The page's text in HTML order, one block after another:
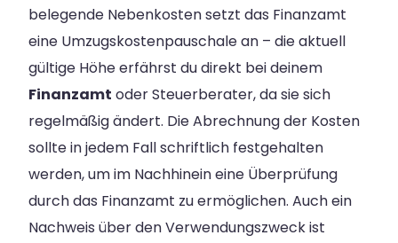
belegende Nebenkosten setzt das Finanzamt
eine Umzugskostenpauschale an – die aktuell
gültige Höhe erfährst du direkt bei deinem
Finanzamt oder Steuerberater, da sie sich
regelmäßig ändert. Die Abrechnung der Kosten
sollte in jedem Fall schriftlich festgehalten
werden, um im Nachhinein eine Überprüfung
durch das Finanzamt zu ermöglichen. Auch ein
Nachweis über den Verwendungszweck ist